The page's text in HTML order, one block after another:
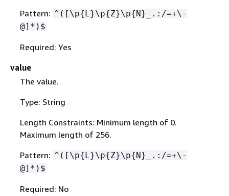
Pattern: ^([\p{L}\p{Z}\p{N}_.:/=+\-
@]*)$
Required: Yes
value
The value.
Type: String
Length Constraints: Minimum length of 0.
Maximum length of 256.
Pattern: ^([\p{L}\p{Z}\p{N}_.:/=+\-
@]*)$
Required: No